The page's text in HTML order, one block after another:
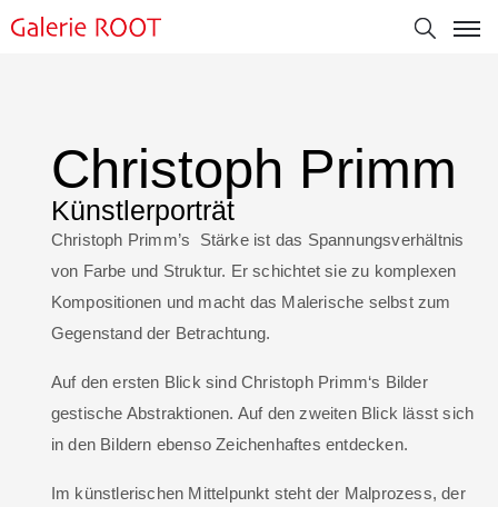
Christoph Primm
Künstlerporträt
Christoph Primm’s Stärke ist das Spannungsverhältnis
von Farbe und Struktur. Er schichtet sie zu komplexen
Kompositionen und macht das Malerische selbst zum
Gegenstand der Betrachtung.
Auf den ersten Blick sind Christoph Primm‘s Bilder
gestische Abstraktionen. Auf den zweiten Blick lässt sich
in den Bildern ebenso Zeichenhaftes entdecken.
Im künstlerischen Mittelpunkt steht der Malprozess, der